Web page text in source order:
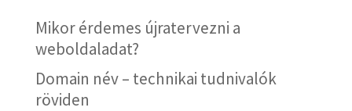
Mikor érdemes újratervezni a
weboldaladat?
Domain név – technikai tudnivalók
röviden